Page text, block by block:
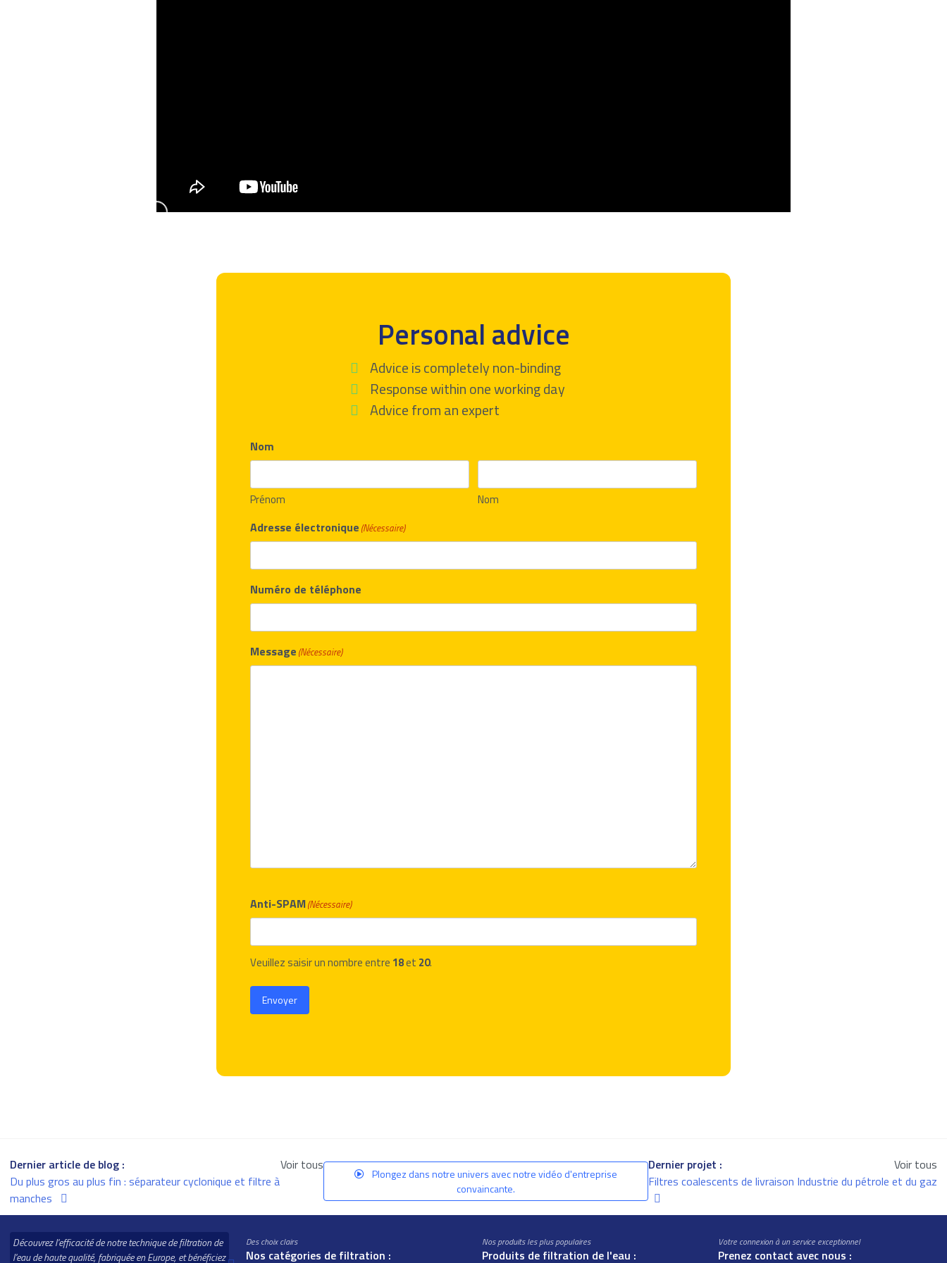
Personal advice
Advice is completely non-binding
Response within one working day
Advice from an expert
Nom
Prénom Nom
Adresse électronique (Nécessaire)
Numéro de téléphone
Message (Nécessaire)
Anti-SPAM(Nécessaire)
Veuillez saisir un nombre entre 18et 20.
Envoyer
Dernier article de blog :
Voir tous
Du plus gros au plus fin : séparateur cyclonique et filtre à
manches
Plongez dans notre univers avec notre vidéo d'entreprise
convaincante.
Dernier projet :
Voir tous
Filtres coalescents de livraison Industrie du pétrole et du gaz
Découvrez l'efficacité de notre technique de filtration de
l'eau de haute qualité, fabriquée en Europe, et bénéficiez
Des choix clairs
Nos catégories de filtration :
Nos produits les plus populaires
Produits de filtration de l'eau :
Votre connexion à un service exceptionnel
Prenez contact avec nous :